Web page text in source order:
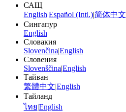
САЩ
English|Español (Intl.)|简体中文
Сингапур
English
Словакия
Slovenčina|English
Словения
Slovenščina|English
Тайван
繁體中文|English
Тайланд
ไทย|English